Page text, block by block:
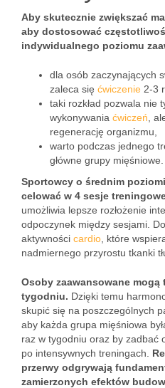
Aby skutecznie zwiększać
aby dostosować
indywidualnego poziomu
dla osób zaczynających
zaleca się ćwiczenie 2-3
taki rozkład pozwala nie
wykonywania ćwiczeń ,
regenerację organizmu,
warto podczas jednego
główne grupy mięśniowe.
Sportowcy o średnim
celować w 4 sesje
umożliwia lepsze rozłożenie
odpoczynek między sesjami.
aktywności cardio , które
nadmiernego przyrostu tkanki
Osoby zaawansowane mogą
tygodniu. Dzięki temu
skupić się na poszczególnych
aby każda grupa mięśniowa
raz w tygodniu oraz by zadbać
po intensywnych treningach.
przerwy odgrywają
zamierzonych efektów